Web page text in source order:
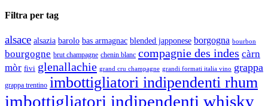
Filtra per tag
alsace alsazia barolo bas armagnac blended japponese borgogna bourbon
bourgogne brut champagne chenin blanc compagnie des indes càrn
mòr fivi glenallachie grand cru champagne grandi formati italia vino grappa
grappa trentino imbottigliatori indipendenti rhum
imbottigliatori indipendenti whisky